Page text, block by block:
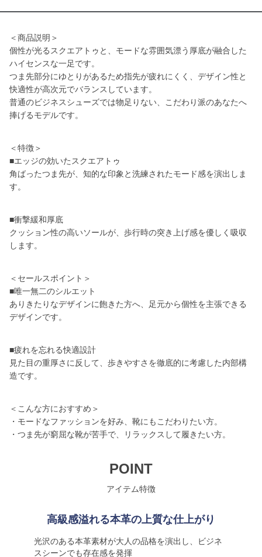
＜商品説明＞
個性が光るスクエアトゥと、モードな雰囲気漂う厚底が融合した
ハイセンスな一足です。
つま先部分にゆとりがあるため指先が疲れにくく、デザイン性と
快適性が高次元でバランスしています。
普通のビジネスシューズでは物足りない、こだわり派のあなたへ
捧げるモデルです。
＜特徴＞
■エッジの効いたスクエアトゥ
角ばったつま先が、知的な印象と洗練されたモード感を演出しま
す。
■衝撃緩和厚底
クッション性の高いソールが、歩行時の突き上げ感を優しく吸収
します。
＜セールスポイント＞
■唯一無二のシルエット
ありきたりなデザインに飽きた方へ、足元から個性を主張できる
デザインです。
■疲れを忘れる快適設計
見た目の重厚さに反して、歩きやすさを徹底的に考慮した内部構
造です。
＜こんな方におすすめ＞
・モードなファッションを好み、靴にもこだわりたい方。
・つま先が窮屈な靴が苦手で、リラックスして履きたい方。
POINT
アイテム特徴
高級感溢れる本革の上質な仕上がり
光沢のある本革素材が大人の品格を演出し、ビジネ
スシーンでも存在感を発揮